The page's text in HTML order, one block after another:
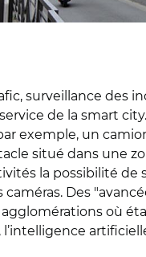
surveillance des
de la smart
exemple, un
situé dans une
la possibilité de
Des
où